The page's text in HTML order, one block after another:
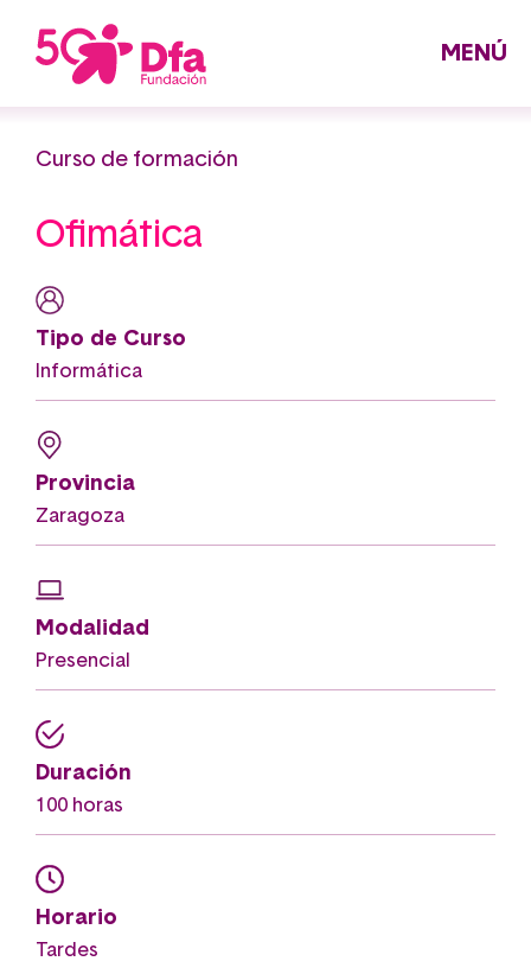
contenido
principal
MENÚ
Curso de formación
Ofimática
Tipo de Curso
Informática
Provincia
Zaragoza
Modalidad
Presencial
Duración
100 horas
Horario
Tardes